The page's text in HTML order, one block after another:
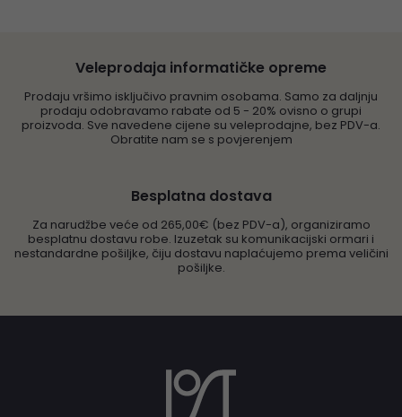
Veleprodaja informatičke opreme
Prodaju vršimo isključivo pravnim osobama. Samo za daljnju
prodaju odobravamo rabate od 5 - 20% ovisno o grupi
proizvoda. Sve navedene cijene su veleprodajne, bez PDV-a.
Obratite nam se s povjerenjem
Besplatna dostava
Za narudžbe veće od 265,00€ (bez PDV-a), organiziramo
besplatnu dostavu robe. Izuzetak su komunikacijski ormari i
nestandardne pošiljke, čiju dostavu naplaćujemo prema veličini
pošiljke.